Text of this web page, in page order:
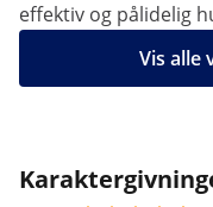
effektiv og pålidelig
Vis alle